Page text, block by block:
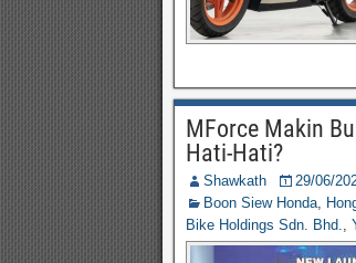
MForce Makin
Hati-Hati?
Shawkath
29/06/
Boon Siew Honda,
Bike Holdings Sdn. Bhd.,